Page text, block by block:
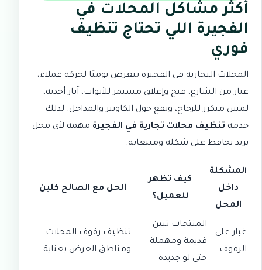
أكثر مشاكل المحلات في
الفجيرة اللي تحتاج تنظيف
فوري
المحلات التجارية في الفجيرة تتعرض يوميًا لحركة عملاء،
غبار من الشارع، فتح وإغلاق مستمر للأبواب، آثار أحذية،
لمس متكرر للزجاج، وبقع حول الكاونتر والمداخل. لذلك
خدمة تنظيف محلات تجارية في الفجيرة مهمة لأي محل
يريد يحافظ على شكله ومبيعاته.
المشكلة
داخل
المحل
كيف تظهر
للعميل؟
الحل مع الصالح كلين
غبار على
الرفوف
المنتجات تبين
قديمة ومهملة
حتى لو جديدة
تنظيف رفوف المحلات
ومناطق العرض بعناية